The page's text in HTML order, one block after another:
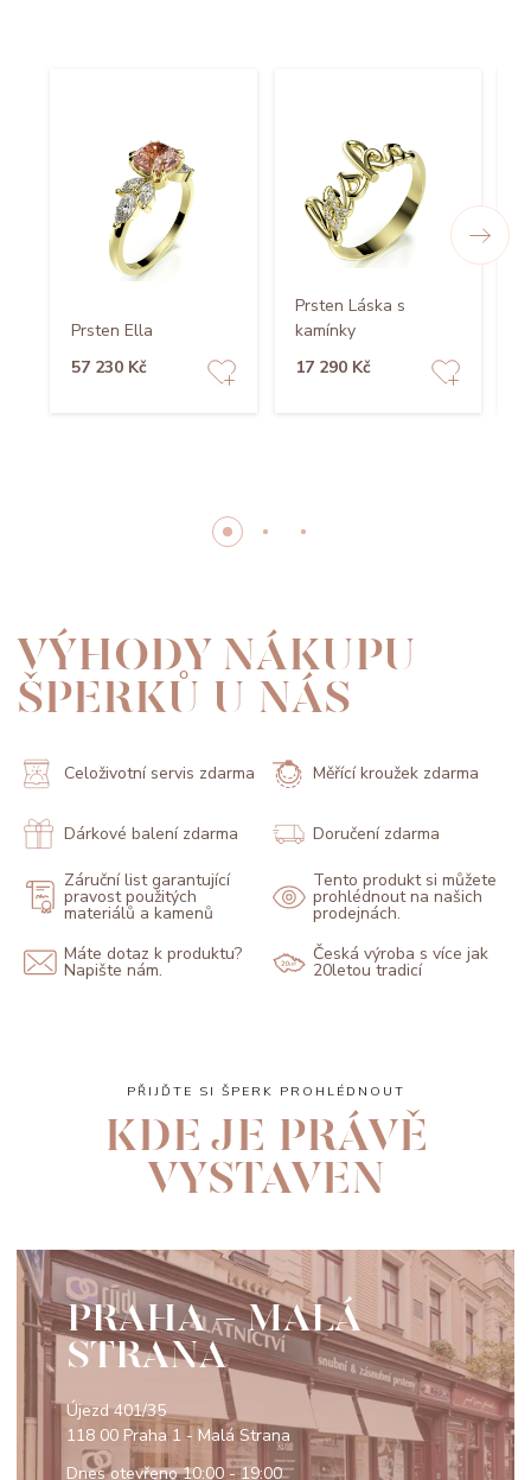
Prsten Ella
57 230 Kč
Prsten Láska s
kamínky
17 290 Kč
VÝHODY NÁKUPU
ŠPERKŮ U NÁS
Celoživotní servis zdarma Měřící kroužek zdarma
Dárkové balení zdarma Doručení zdarma
Záruční list garantující
pravost použitých
materiálů a kamenů
Tento produkt si můžete
prohlédnout na našich
prodejnách.
Máte dotaz k produktu?
Napište nám.
Česká výroba s více jak
20letou tradicí
PŘIJĎTE SI ŠPERK PROHLÉDNOUT
KDE JE PRÁVĚ
VYSTAVEN
PRAHA - MALÁ
STRANA
Újezd 401/35
118 00 Praha 1 - Malá Strana
Dnes otevřeno10:00 - 19:00